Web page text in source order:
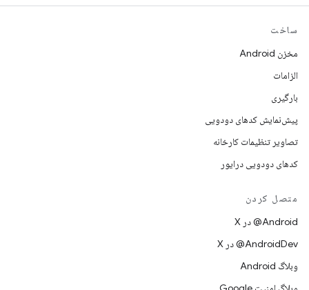
ساخت
مخزن Android
الزامات
بارگیری
پیش‌نمایش کدهای دودویی
تصاویر تنظیمات کارخانه
کدهای دودویی درایور
متصل کردن
‫‎@Android در X
‫‎@AndroidDev در X
وبلاگ Android